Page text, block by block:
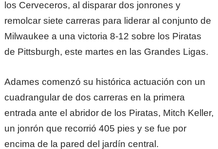
los Cerveceros, al disparar dos jonrones y
remolcar siete carreras para liderar al conjunto de
Milwaukee a una victoria 8-12 sobre los Piratas
de Pittsburgh, este martes en las Grandes Ligas.
Adames comenzó su histórica actuación con un
cuadrangular de dos carreras en la primera
entrada ante el abridor de los Piratas, Mitch Keller,
un jonrón que recorrió 405 pies y se fue por
encima de la pared del jardín central.